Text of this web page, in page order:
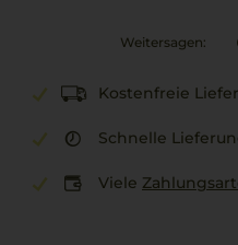
Weitersagen:
Kostenfreie
Schnelle
Viele